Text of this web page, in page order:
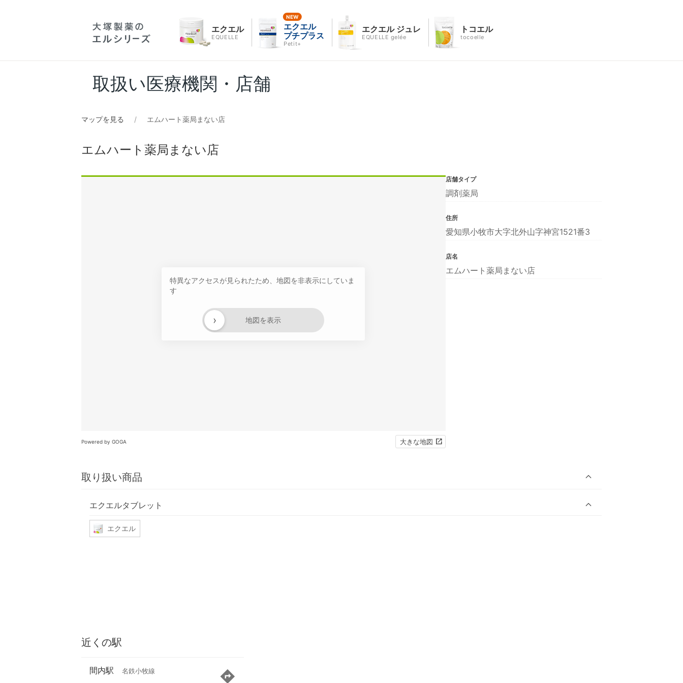
エクエル
EQUELLE
エクエル
プチプラス
Petit+
エクエル ジュレ
EQUELLE gelée
トコエル
tocoelle
取扱い医療機関・店舗
マップを見る エムハート薬局まない店
エムハート薬局まない店
特異なアクセスが見られたため、地図を非表示にしていま
す
地図を表示
›
Powered by GOGA 大きな地図
取り扱い商品
エクエルタブレット
エクエル
店舗タイプ
調剤薬局
住所
愛知県小牧市大字北外山字神宮1521番3
店名
エムハート薬局まない店
近くの駅
間内駅 名鉄小牧線